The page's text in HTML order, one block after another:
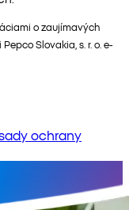
o zaujímavých
Slovakia, s. r. o. e-
ochrany